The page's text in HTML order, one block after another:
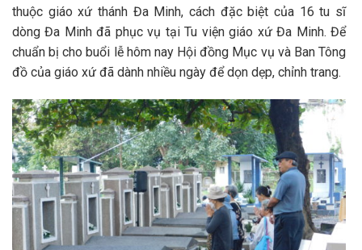
thuộc giáo xứ thánh Đa Minh, cách đặc biệt của 16 tu sĩ
dòng Đa Minh đã phục vụ tại Tu viện giáo xứ Đa Minh. Để
chuẩn bị cho buổi lễ hôm nay Hội đồng Mục vụ và Ban Tông
đồ của giáo xứ đã dành nhiều ngày để dọn dẹp, chỉnh trang.